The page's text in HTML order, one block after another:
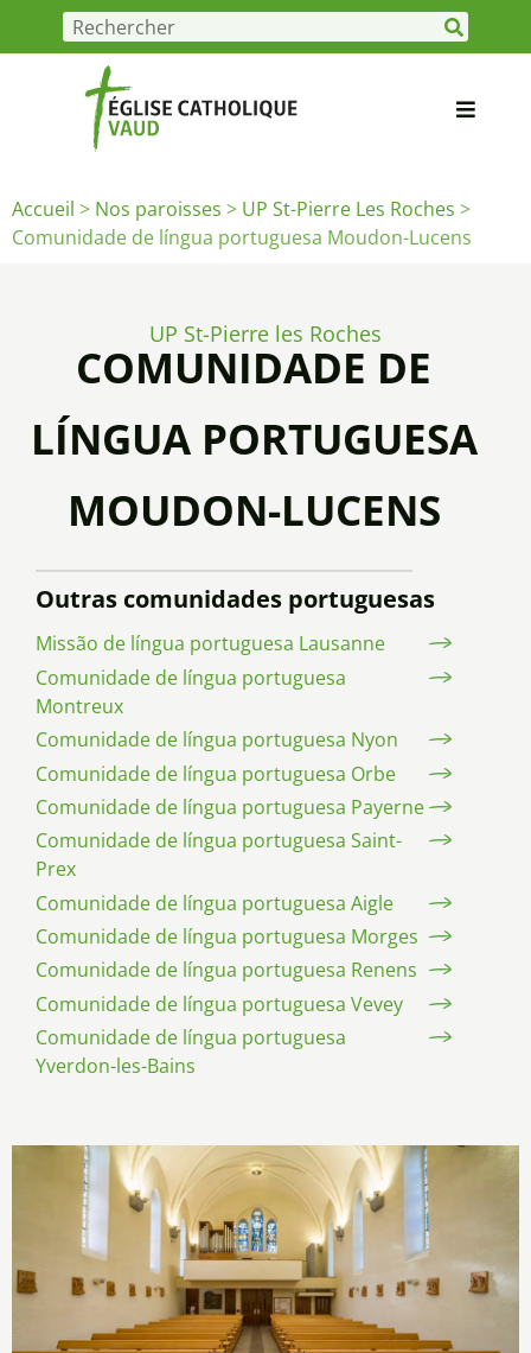
Accueil > Nos paroisses > UP St-Pierre Les Roches >
Comunidade de língua portuguesa Moudon-Lucens
UP St-Pierre les Roches
COMUNIDADE DE
LÍNGUA PORTUGUESA
MOUDON-LUCENS
Outras comunidades portuguesas
Missão de língua portuguesa Lausanne
Comunidade de língua portuguesa
Montreux
Comunidade de língua portuguesa Nyon
Comunidade de língua portuguesa Orbe
Comunidade de língua portuguesa Payerne
Comunidade de língua portuguesa Saint-
Prex
Comunidade de língua portuguesa Aigle
Comunidade de língua portuguesa Morges
Comunidade de língua portuguesa Renens
Comunidade de língua portuguesa Vevey
Comunidade de língua portuguesa
Yverdon-les-Bains